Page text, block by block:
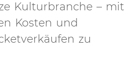
Kulturbranche – mit
Kosten und
zu